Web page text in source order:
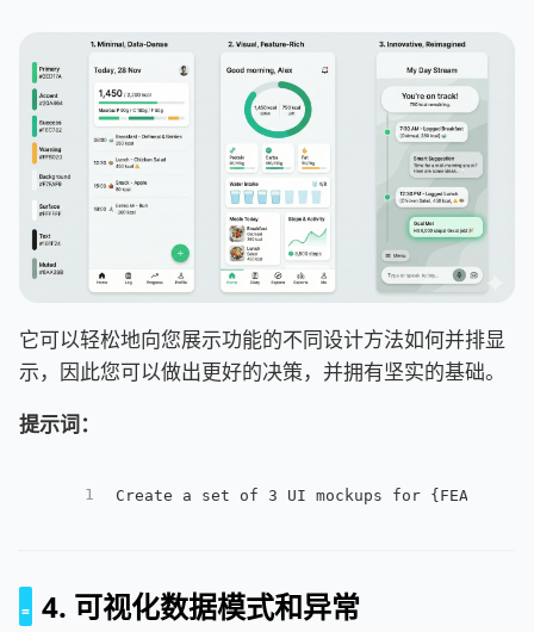
它可以轻松地向您展示功能的不同设计方法如何并排显
示，因此您可以做出更好的决策，并拥有坚实的基础。
提示词：
1 Create a set of 3 UI mockups for
4. 可视化数据模式和异常